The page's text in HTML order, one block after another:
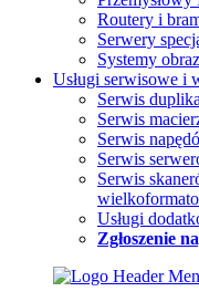
Routery i
Serwery
Systemy
Usługi serwisowe i
Serwis
Serwis
Serwis
Serwis
Serwis
Usługi
Zgłoszenie